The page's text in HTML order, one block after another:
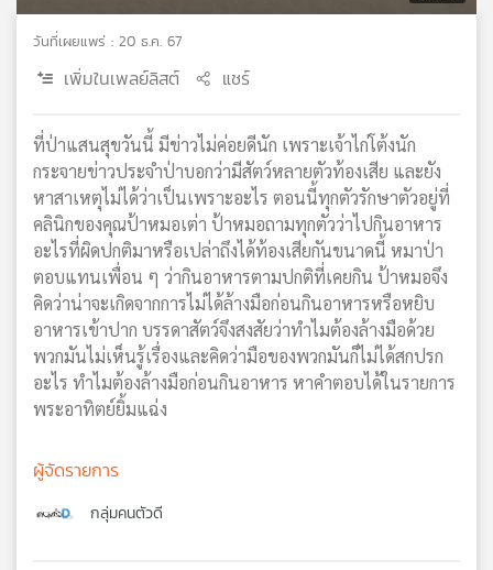
ไทย
แผนที่
วิทยุ
เครือ
ข่าย
วันที่เผยแพร่ : 20 ธ.ค. 67
เพิ่มในเพลย์ลิสต์ แชร์
ที่ป่าแสนสุขวันนี้ มีข่าวไม่ค่อยดีนัก เพราะเจ้าไก่โต้งนัก
กระจายข่าวประจำป่าบอกว่ามีสัตว์หลายตัวท้องเสีย และยัง
หาสาเหตุไม่ได้ว่าเป็นเพราะอะไร ตอนนี้ทุกตัวรักษาตัวอยู่ที่
คลินิกของคุณป้าหมอเต่า ป้าหมอถามทุกตัวว่าไปกินอาหาร
อะไรที่ผิดปกติมาหรือเปล่าถึงได้ท้องเสียกันขนาดนี้ หมาป่า
ตอบแทนเพื่อน ๆ ว่ากินอาหารตามปกติที่เคยกิน ป้าหมอจึง
คิดว่าน่าจะเกิดจากการไม่ได้ล้างมือก่อนกินอาหารหรือหยิบ
อาหารเข้าปาก บรรดาสัตว์จึงสงสัยว่าทำไมต้องล้างมือด้วย
พวกมันไม่เห็นรู้เรื่องและคิดว่ามือของพวกมันก็ไม่ได้สกปรก
อะไร ทำไมต้องล้างมือก่อนกินอาหาร หาคำตอบได้ในรายการ
พระอาทิตย์ยิ้มแฉ่ง
ผู้จัดรายการ
กลุ่มคนตัวดี